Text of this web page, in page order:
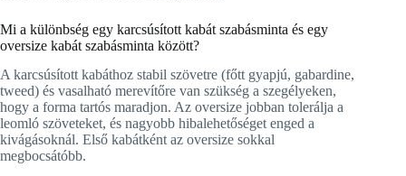
Mi a különbség egy karcsúsított kabát szabásminta és egy
oversize kabát szabásminta között?
A karcsúsított kabáthoz stabil szövetre (főtt gyapjú, gabardine,
tweed) és vasalható merevítőre van szükség a szegélyeken,
hogy a forma tartós maradjon. Az oversize jobban tolerálja a
leomló szöveteket, és nagyobb hibalehetőséget enged a
kivágásoknál. Első kabátként az oversize sokkal
megbocsátóbb.